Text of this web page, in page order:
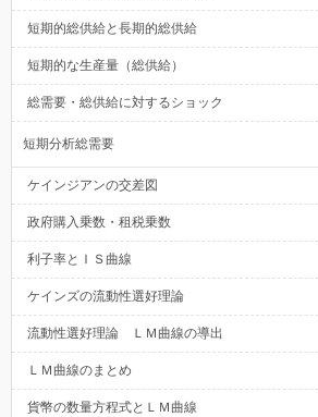
短期的総供給と長期的総供給
短期的な生産量（総供給）
総需要・総供給に対するショック
短期分析総需要
ケインジアンの交差図
政府購入乗数・租税乗数
利子率とＩＳ曲線
ケインズの流動性選好理論
流動性選好理論 ＬＭ曲線の導出
ＬＭ曲線のまとめ
貨幣の数量方程式とＬＭ曲線